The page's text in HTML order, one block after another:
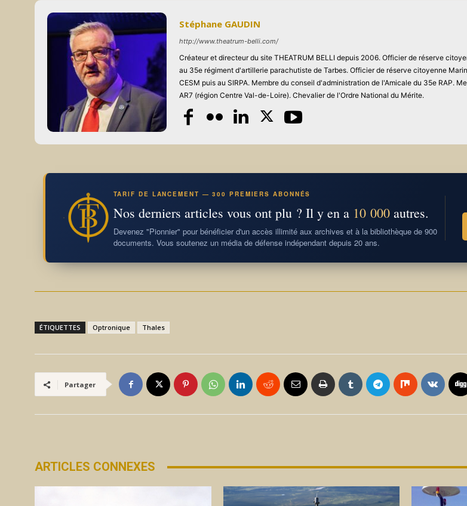
Stéphane GAUDIN
http://www.theatrum-belli.com/
Créateur et directeur du site THEATRUM BELLI depuis 2006. Officier de réserve
au 35e régiment d'artillerie parachutiste de Tarbes. Officier de réserve citoyenne
CESM puis au SIRPA. Membre du conseil d'administration de l'Amicale du 35e RAP.
AR7 (région Centre Val-de-Loire). Chevalier de l'Ordre National du Mérite.
TARIF DE LANCEMENT — 300 PREMIERS ABONNÉS
Nos derniers articles vous ont plu ? Il y en a 10 000autres.
Devenez "Pionnier" pour bénéficier d'un accès illimité aux archives et à la bibliothèque de 900
documents. Vous soutenez un média de défense indépendant depuis 20 ans.
ÉTIQUETTES Optronique Thales
Partager
ARTICLES CONNEXES